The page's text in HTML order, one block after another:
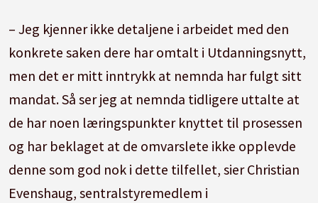
– Jeg kjenner ikke detaljene i arbeidet med den
konkrete saken dere har omtalt i Utdanningsnytt,
men det er mitt inntrykk at nemnda har fulgt sitt
mandat. Så ser jeg at nemnda tidligere uttalte at
de har noen læringspunkter knyttet til prosessen
og har beklaget at de omvarslete ikke opplevde
denne som god nok i dette tilfellet, sier Christian
Evenshaug, sentralstyremedlem i